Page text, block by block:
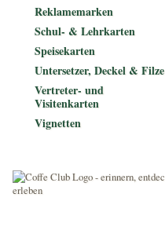
Reklamemarken
Schul- & Lehrkarten
Speisekarten
Untersetzer, Deckel & Filze
Vertreter- und
Visitenkarten
Vignetten